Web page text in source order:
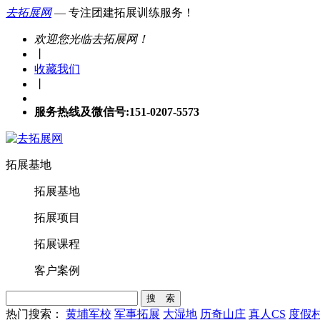
去拓展网— 专注团建拓展训练服务！
欢迎您光临去拓展网！
收藏我们
服务热线及微信号:151-0207-5573
拓展基地
拓展基地
拓展项目
拓展课程
客户案例
搜 索
热门搜索： 黄埔军校 军事拓展 大湿地 历奇山庄 真人CS 度假